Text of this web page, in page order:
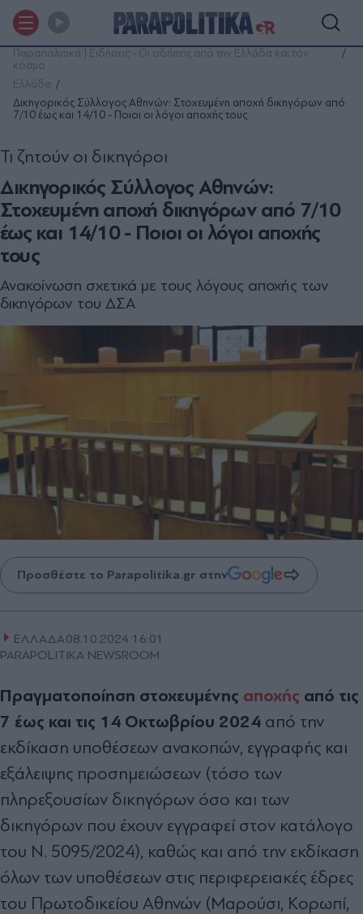
Παραπολιτικά | Ειδήσεις - Οι ειδήσεις από την Ελλάδα και τον
κόσμο
Ελλάδα
Δικηγορικός Σύλλογος Αθηνών: Στοχευμένη αποχή δικηγόρων από
7/10 έως και 14/10 - Ποιοι οι λόγοι αποχής τους
Δικηγορικός Σύλλογος Αθηνών:
Στοχευμένη αποχή δικηγόρων από 7/10
έως και 14/10 - Ποιοι οι λόγοι αποχής
τους
Τι ζητούν οι δικηγόροι
Ανακοίνωση σχετικά με τους λόγους αποχής των
δικηγόρων του ΔΣΑ
Προσθέστε το Parapolitika.gr στην
ΕΛΛΑΔΑ08.10.2024 16:01
PARAPOLITIKA NEWSROOM
Πραγματοποίηση στοχευμένης αποχής από τις
7 έως και τις 14 Οκτωβρίου 2024 από την
εκδίκαση υποθέσεων ανακοπών, εγγραφής και
εξάλειψης προσημειώσεων (τόσο των
πληρεξουσίων δικηγόρων όσο και των
δικηγόρων που έχουν εγγραφεί στον κατάλογο
του Ν. 5095/2024), καθώς και από την εκδίκαση
όλων των υποθέσεων στις περιφερειακές έδρες
του Πρωτοδικείου Αθηνών (Μαρούσι, Κορωπί,